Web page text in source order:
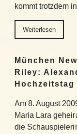
kommt trotzdem
Weiterlesen
München
Riley:
Hochzeitstag
Am 8. August
Maria Lara
die